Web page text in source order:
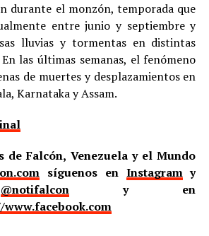
durante el monzón, temporada que
entre junio y septiembre y
lluvias y tormentas en distintas
las últimas semanas, el fenómeno
de muertes y desplazamientos en
Karnataka y Assam.
de Falcón, Venezuela y el Mundo
síguenos en Instagramy
@notifalcony en